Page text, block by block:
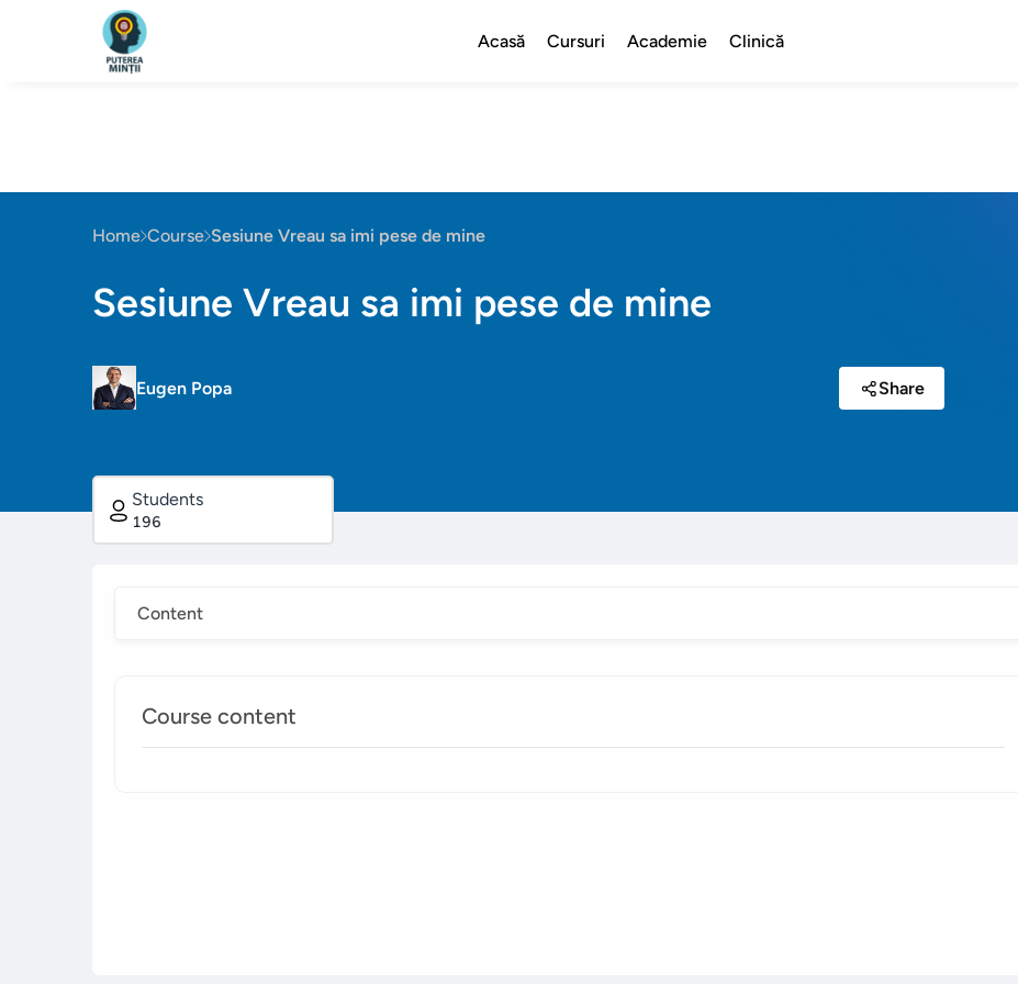
Acasă Cursuri Academie Clinică
Home Course Sesiune Vreau sa imi pese de mine
Sesiune Vreau sa imi pese de mine
Eugen Popa Share
Students
196
Content
Course content